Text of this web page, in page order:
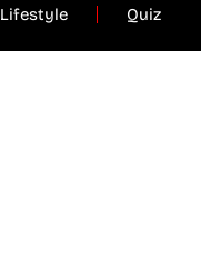
Lifestyle Quiz